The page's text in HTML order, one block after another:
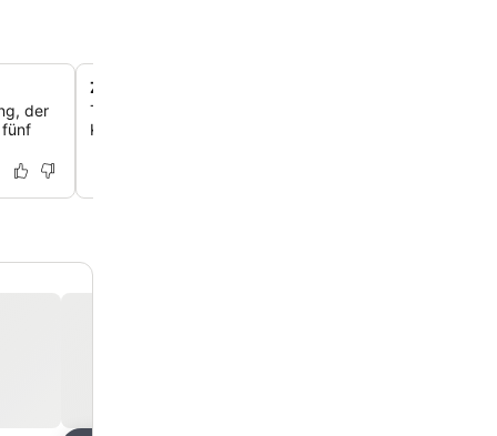
der
fünf
Zeitgenössischer Kunst-Fokus
Tauche ein in ein stilvolles Kulturviertel, wo Werke
Künstler regelmäßig in der gesamten Unterkunft